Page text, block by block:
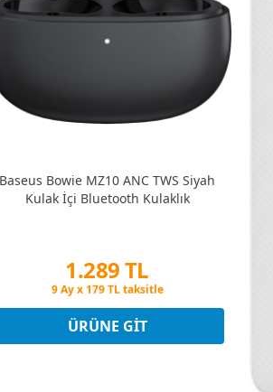
Baseus Bowie MZ10 ANC TWS Siyah
Kulak İçi Bluetooth Kulaklık
1.289 TL
Peşin Fiyatına 3 Taksit
9 Ay x 179 TL taksitle
Peşin Fiyatına 3 Taksit
ÜRÜNE GIT